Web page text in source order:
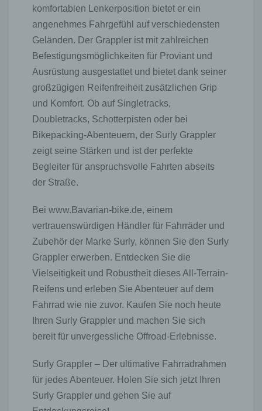
komfortablen Lenkerposition bietet er ein
angenehmes Fahrgefühl auf verschiedensten
Geländen. Der Grappler ist mit zahlreichen
Befestigungsmöglichkeiten für Proviant und
Ausrüstung ausgestattet und bietet dank seiner
großzügigen Reifenfreiheit zusätzlichen Grip
und Komfort. Ob auf Singletracks,
Doubletracks, Schotterpisten oder bei
Bikepacking-Abenteuern, der Surly Grappler
zeigt seine Stärken und ist der perfekte
Begleiter für anspruchsvolle Fahrten abseits
der Straße.
Bei www.Bavarian-bike.de, einem
vertrauenswürdigen Händler für Fahrräder und
Zubehör der Marke Surly, können Sie den Surly
Grappler erwerben. Entdecken Sie die
Vielseitigkeit und Robustheit dieses All-Terrain-
Reifens und erleben Sie Abenteuer auf dem
Fahrrad wie nie zuvor. Kaufen Sie noch heute
Ihren Surly Grappler und machen Sie sich
bereit für unvergessliche Offroad-Erlebnisse.
Surly Grappler – Der ultimative Fahrradrahmen
für jedes Abenteuer. Holen Sie sich jetzt Ihren
Surly Grappler und gehen Sie auf